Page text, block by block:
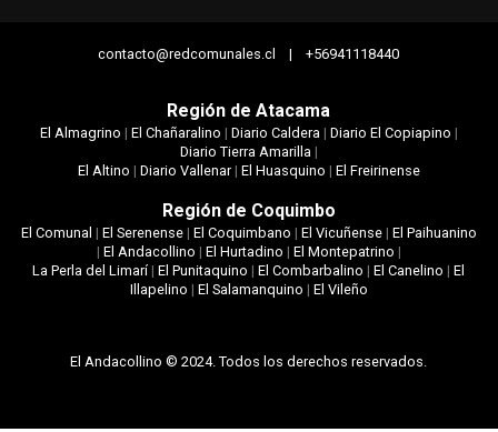
contacto@redcomunales.cl | +56941118440
Región de Atacama
El Almagrino | El Chañaralino | Diario Caldera| Diario El Copiapino |
Diario Tierra Amarilla|
El Altino | Diario Vallenar| El Huasquino | El Freirinense
Región de Coquimbo
El Comunal | El Serenense| El Coquimbano | El Vicuñense| El Paihuanino
| El Andacollino | El Hurtadino | El Montepatrino |
La Perla del Limarí|El Punitaquino |El Combarbalino |El Canelino |El
Illapelino | El Salamanquino | El Vileño
El Andacollino © 2024. Todos los derechos reservados.